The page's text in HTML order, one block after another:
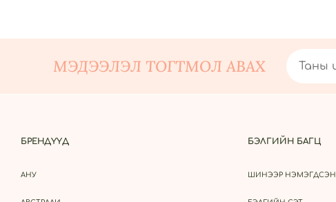
МЭДЭЭЛЭЛ ТОГТМОЛ АВАХ
БРЕНДҮҮД
АНУ
БЭЛГИЙН БАГЦ
ШИНЭЭР НЭМЭГДСЭН